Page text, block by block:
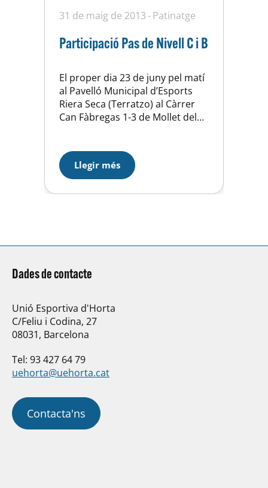
31 de maig de 2013 Patinatge
Participació Pas de Nivell C i B
El proper dia 23 de juny pel matí
al Pavelló Municipal d’Esports
Riera Seca (Terratzo) al Càrrer
Can Fàbregas 1-3 de Mollet del
de nivell: Nivell C de FO: Noa
Rodergas i Ada Rubio Nivell C de
Lliure: Laia Sánchez i…
Llegir més
Dades de contacte
Unió Esportiva d'Horta
C/Feliu i Codina, 27
08031, Barcelona
Tel: 93 427 64 79
uehorta@uehorta.cat
Contacta'ns